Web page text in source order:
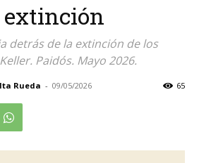
detrás de la extinción de los
Paidós. Mayo 2026.
Rueda - 09/05/2026 65